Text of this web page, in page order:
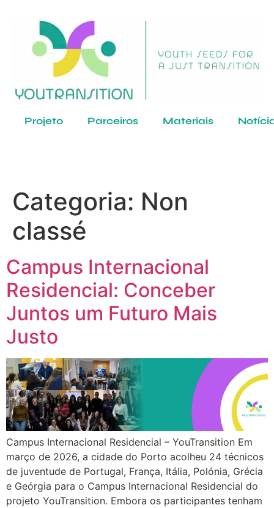
Projeto Parceiros Materiais
Categoria: Non
classé
Campus Internacional
Residencial: Conceber
Juntos um Futuro Mais
Justo
Campus Internacional Residencial – YouTransition Em
março de 2026, a cidade do Porto acolheu 24 técnicos
de juventude de Portugal, França, Itália, Polónia, Grécia
e Geórgia para o Campus Internacional Residencial do
projeto YouTransition. Embora os participantes tenham